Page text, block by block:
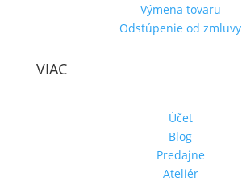
Výmena tovaru
Odstúpenie od zmluvy
VIAC
Účet
Blog
Predajne
Ateliér